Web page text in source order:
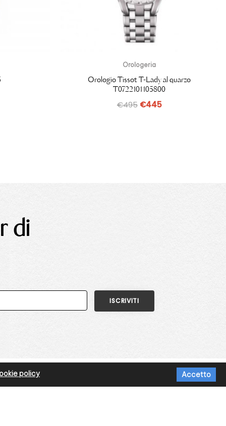
Orologeria
Orologio Tissot T-Lady al quarzo
T0722101105800
€495 €445
di
policy Accetto